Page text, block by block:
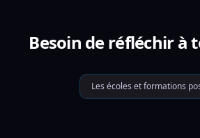
Besoin de réfléchir à
Les écoles et formations